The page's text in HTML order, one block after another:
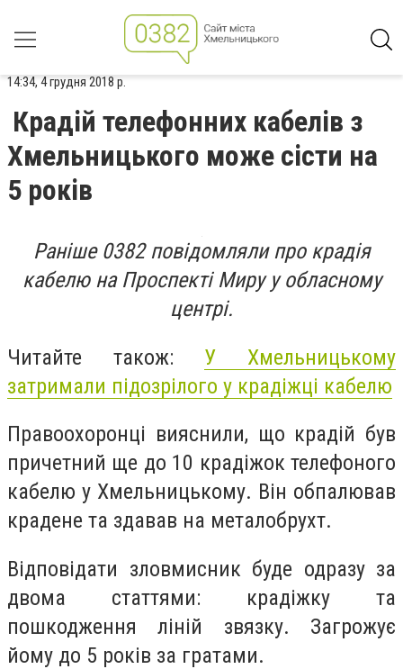
14:34, 4 грудня 2018 р.
Крадій телефонних кабелів з
Хмельницького може сісти на
5 років
Раніше 0382 повідомляли про крадія
кабелю на Проспекті Миру у обласному
центрі.
Читайте також: У Хмельницькому
затримали підозрілого у крадіжці кабелю
Правоохоронці вияснили, що крадій був
причетний ще до 10 крадіжок телефоного
кабелю у Хмельницькому. Він обпалював
крадене та здавав на металобрухт.
Відповідати зловмисник буде одразу за
двома статтями: крадіжку та
пошкодження ліній звязку. Загрожує
йому до 5 років за гратами.